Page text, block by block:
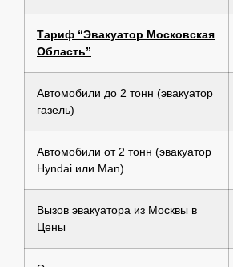
Тариф “Эвакуатор Московская
Область”
Автомобили до 2 тонн (эвакуатор
газель)
Автомобили от 2 тонн (эвакуатор
Hyndai или Man)
Вызов эвакуатора из Москвы в
Цены